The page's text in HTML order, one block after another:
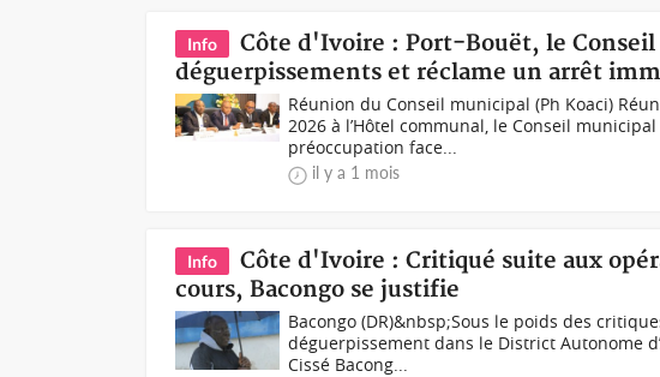
Info
Côte d'Ivoire : Port-Bouët, le
déguerpissements et réclame un arrêt
Réunion du Conseil municipal (Ph Koaci)
2026 à l’Hôtel communal, le Conseil
préoccupation face...
il y a 1 mois
Info
Côte d'Ivoire : Critiqué suite aux
cours, Bacongo se justifie
Bacongo (DR)&nbsp;Sous le poids des
déguerpissement dans le District Autonome
Cissé Bacong...